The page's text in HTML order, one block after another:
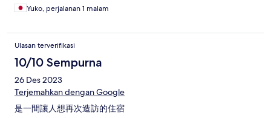
Yuko, perjalanan 1 malam
Ulasan terverifikasi
10/10 Sempurna
26 Des 2023
Terjemahkan dengan Google
是一間讓人想再次造訪的住宿